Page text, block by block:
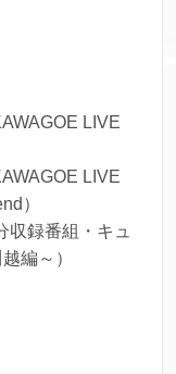
LIVE
LIVE
）
録番組・キュ
編～）